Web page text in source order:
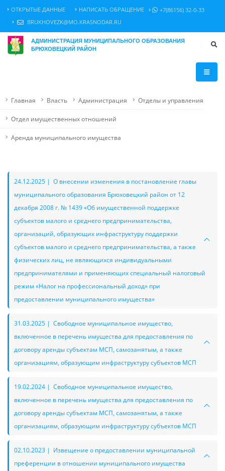
ОТКРЫТЫЕ ДАННЫЕ НАПИСАТЬ ОБРАЩЕНИЕ
+7(86156) 32-0-33
BRUKHOVEZK@MO.KRASNODAR.RU
АДМИНИСТРАЦИЯ МУНИЦИПАЛЬНОГО ОБРАЗОВАНИЯ
БРЮХОВЕЦКИЙ РАЙОН
Главная Власть Администрация Отделы и управления
Отдел имущественных отношений
Аренда муниципального имущества
24.12.2025 | О внесении изменения в постановление главы
муниципального образования Брюховецкий район от 12
декабря 2008 г. № 1439 «Об имущественной поддержке
субъектов малого и среднего предпринимательства,
организаций, образующих инфраструктуру поддержки
субъектов малого и среднего предпринимательства, а также
физических лиц, не являющихся индивидуальными
предпринимателями и применяющих специальный налоговый
режим «Налог на профессиональный доход» при
предоставлении муниципального имущества»
31.03.2025 | Свободное муниципальное имущество,
включенное в перечень имущества для предоставления по
договору аренды субъектам МСП, самозанятым, а также
организациям, образующим инфраструктуру субъектов МСП
19.02.2024 | Свободное муниципальное имущество,
включенное в перечень имущества для предоставления по
договору аренды субъектам МСП, самозанятым, а также
организациям, образующим инфраструктуру субъектов МСП
02.10.2023 | Извещение о предоставлении муниципальной
преференции в отношении муниципального имущества